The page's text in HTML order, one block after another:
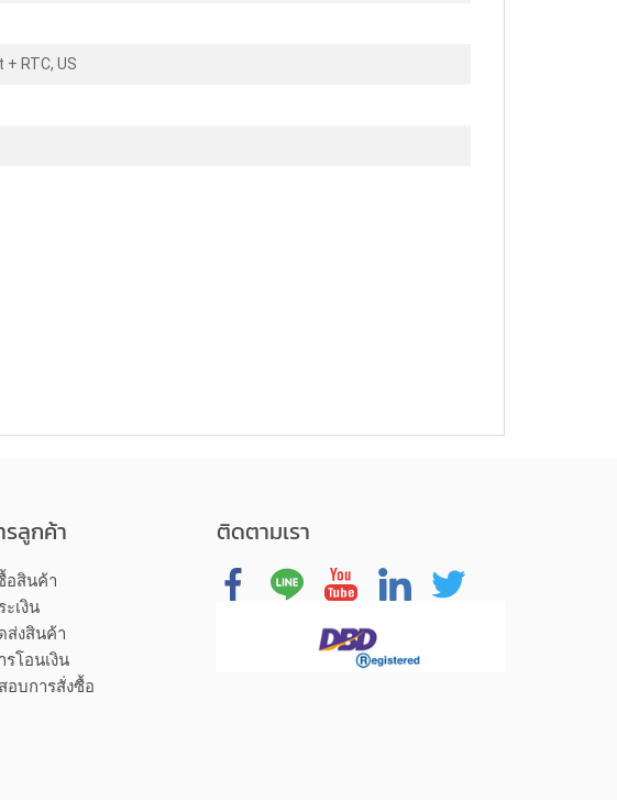
RTC, US
รลูกค้า
อสินค้า
ะเงิน
ส่งสินค้า
รโอนเงิน
อบการสั่งซื้อ
ติดตามเรา